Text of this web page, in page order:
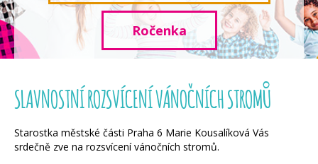
Ročenka
SLAVNOSTNÍ ROZSVÍCENÍ VÁNOČNÍCH STROMŮ
Starostka městské části Praha 6 Marie Kousalíková Vás
srdečně zve na rozsvícení vánočních stromů.